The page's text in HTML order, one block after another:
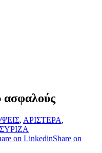
ασφαλούς
, ΑΡΙΣΤΕΡΑ,
ΣΥΡΙΖΑ
on LinkedinShare on